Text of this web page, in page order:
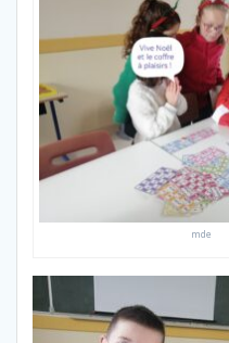
mde